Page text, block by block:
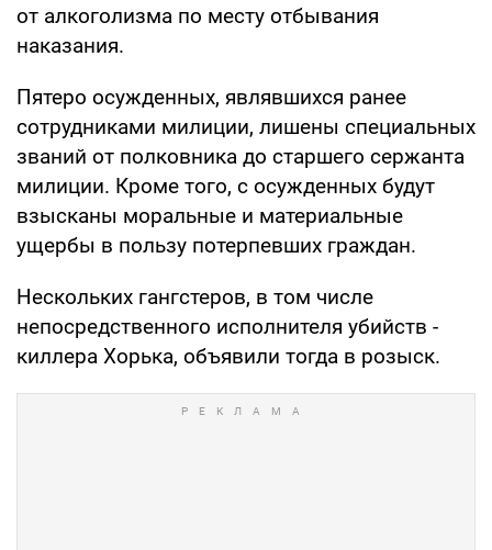
от алкоголизма по месту отбывания
наказания.
Пятеро осужденных, являвшихся ранее
сотрудниками милиции, лишены специальных
званий от полковника до старшего сержанта
милиции. Кроме того, с осужденных будут
взысканы моральные и материальные
ущербы в пользу потерпевших граждан.
Нескольких гангстеров, в том числе
непосредственного исполнителя убийств -
киллера Хорька, объявили тогда в розыск.